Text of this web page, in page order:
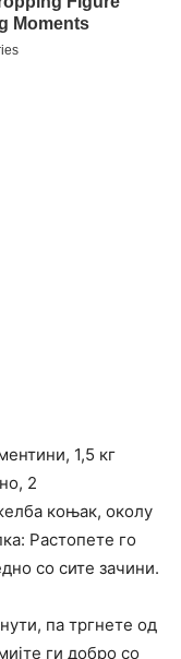
1,5 кг
2
коњак, околу
Растопете го
со сите зачини.
па тргнете од
ги добро со